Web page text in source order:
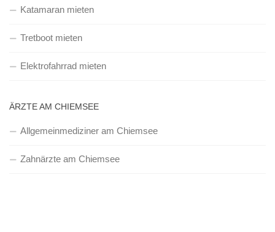
Katamaran mieten
Tretboot mieten
Elektrofahrrad mieten
ÄRZTE AM CHIEMSEE
Allgemeinmediziner am Chiemsee
Zahnärzte am Chiemsee